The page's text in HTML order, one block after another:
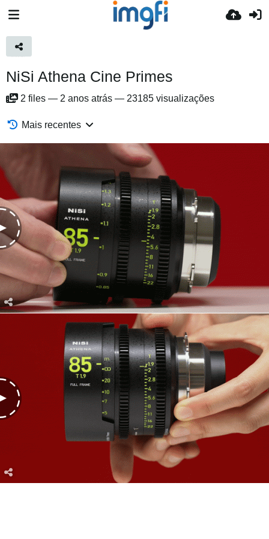
NiSi Athena Cine Primes
2 files — 2 anos atrás — 23185 visualizações
Mais recentes